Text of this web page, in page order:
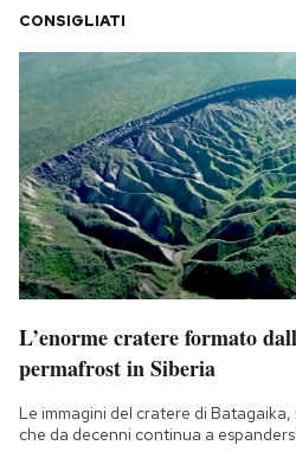
CONSIGLIATI
L’enorme cratere formato
permafrost in Siberia
Le immagini del cratere di
che da decenni continua a espandersi